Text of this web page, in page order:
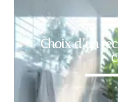
Choix d’un